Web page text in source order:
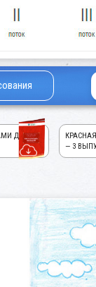
ДЕТЕЙ!
— 3